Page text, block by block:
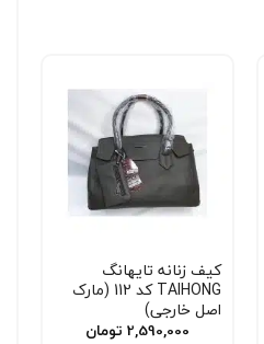
کیف زنانه تایهانگ
TAIHONG کد 112 (مارک
اصل خارجی)
2,590,000 تومان